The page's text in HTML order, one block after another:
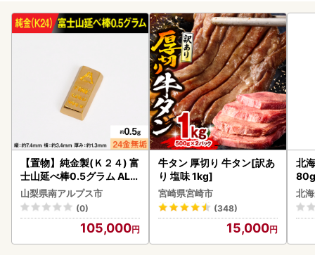
【置物】純金製(Ｋ２４) 富
士山延べ棒0.5グラム ALP
BK181
山梨県南アルプス市
(0)
105,000
牛タン 厚切り 牛タン[訳あ
り 塩味 1kg]
宮崎県宮崎市
(348)
15,000
北
ク
く
道
北